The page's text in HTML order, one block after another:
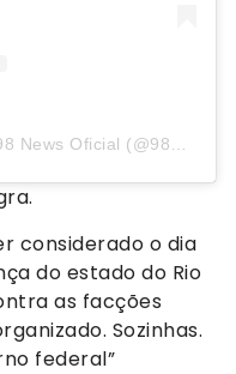
Uma publicação partilhada por 98 News Oficial (@98newsoficial)
considerado o dia
do estado do Rio
as facções
Sozinhas.
federal”